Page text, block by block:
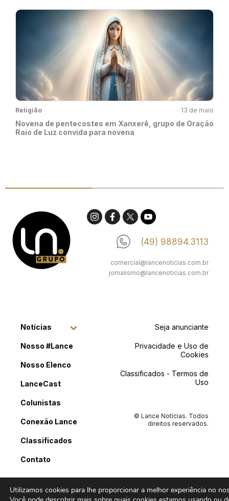
Religião 13 de maio
Novena de pentecostes em Xanxerê, grupo de Oração
Raio de Luz convida para novena
(49) 98894.3113
comercial@lancenoticias.com.br
jornalismo@lancenoticias.com.br
Notícias
Nosso #Lance
Nosso Elenco
LanceCast
Colunistas
Conexão Lance
Classificados
Contato
Seja anunciante
Privacidade e Uso de
Cookies
Classificados - Termos de
Uso
© Lance Notícias. Todos
direitos reservados.
Utilizamos cookies para lhe proporcionar a melhor experiência no